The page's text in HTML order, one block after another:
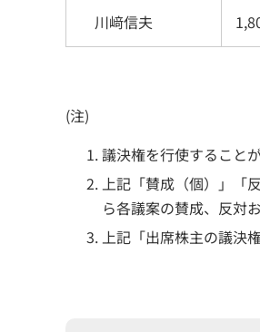
川﨑信夫
(注)
議決権を行使すること
上記「賛成（個）」「
ら各議案の賛成、反対
上記「出席株主の議決